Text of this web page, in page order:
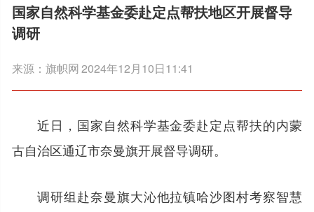
国家自然科学基金委赴定点帮扶地区开展督导
调研
来源：旗帜网2024年12月10日11:41
近日，国家自然科学基金委赴定点帮扶的内蒙
古自治区通辽市奈曼旗开展督导调研。
调研组赴奈曼旗大沁他拉镇哈沙图村考察智慧